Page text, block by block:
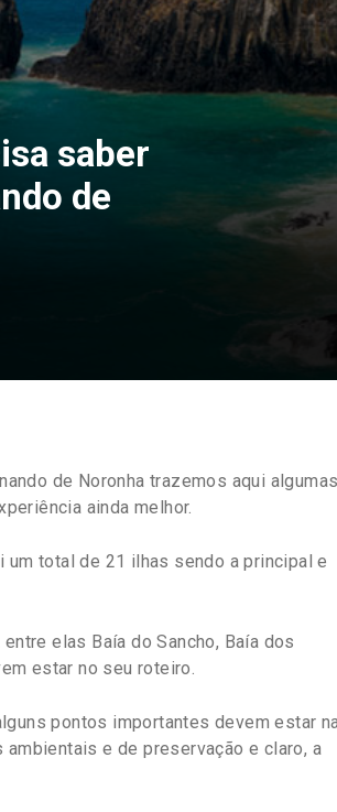
saber
de
de Noronha trazemos aqui algumas
ainda melhor.
total de 21 ilhas sendo a principal e
elas Baía do Sancho, Baía dos
estar no seu roteiro.
pontos importantes devem estar
e de preservação e claro, a